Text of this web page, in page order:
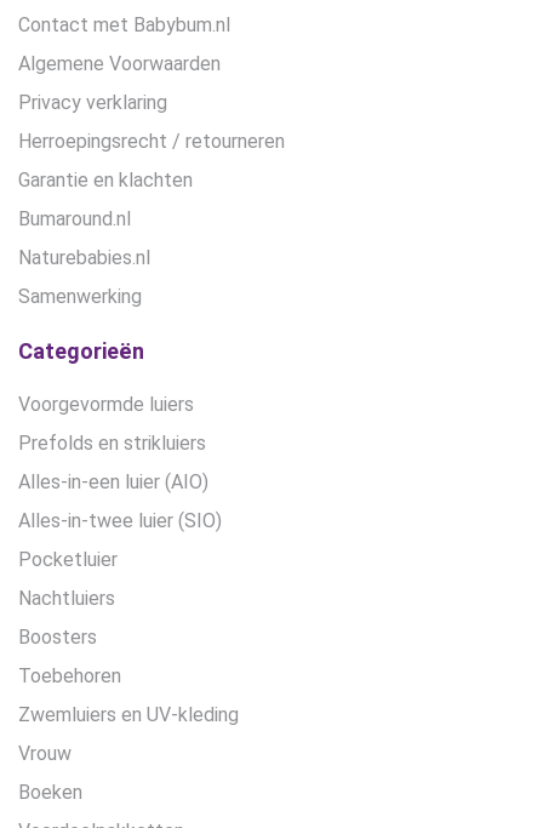
Contact met Babybum.nl
Algemene Voorwaarden
Privacy verklaring
Herroepingsrecht / retourneren
Garantie en klachten
Bumaround.nl
Naturebabies.nl
Samenwerking
Categorieën
Voorgevormde luiers
Prefolds en strikluiers
Alles-in-een luier (AIO)
Alles-in-twee luier (SIO)
Pocketluier
Nachtluiers
Boosters
Toebehoren
Zwemluiers en UV-kleding
Vrouw
Boeken